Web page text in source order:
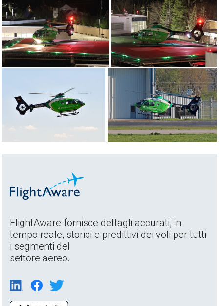
FlightAware fornisce dettagli accurati, in
tempo reale, storici e predittivi dei voli per tutti
i segmenti del
settore aereo.